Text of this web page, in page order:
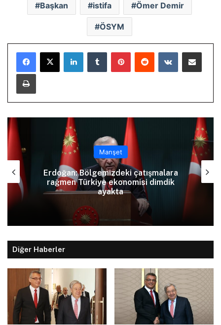
Başkan istifa Ömer Demir
ÖSYM
LinkedInTumblr PinterestReddit VKontakteE-Posta ile paylaş
Yazdır
Manşet
KŞK, Guterres’in Antropoloji
Laboratuvarı’nı ziyaretini memnuniyetle
karşıladı
Diğer Haberler